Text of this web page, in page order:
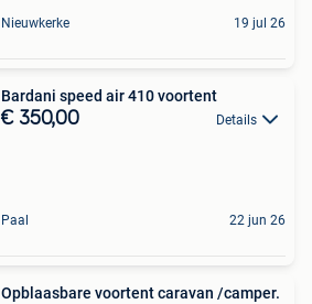
Nieuwkerke 19 jul 26
Bardani speed air 410 voortent
€ 350,00 Details
Paal 22 jun 26
Opblaasbare voortent caravan /camper.